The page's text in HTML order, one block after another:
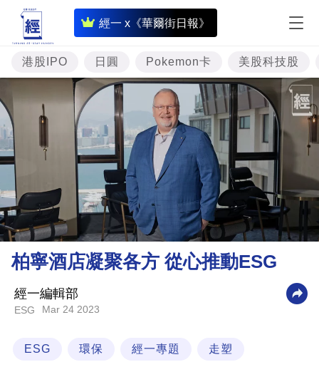
經一 x《華爾街日報》
即
時
財
經
專
投
樓
市
理
財
業
技
港股IPO 日圓 Pokemon卡 美股科技股
柏寧酒店凝聚各方 從心推動ESG
經一編輯部
ESG Mar 24 2023
ESG 環保 經一專題 走塑